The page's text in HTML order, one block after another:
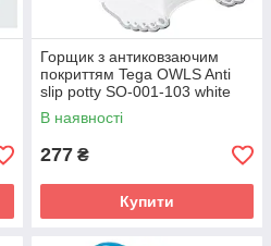
Горщик з антиковзаючим
покриттям Tega OWLS Anti
slip potty SO-001-103 white
(білий)
В наявності
277 ₴
Купити